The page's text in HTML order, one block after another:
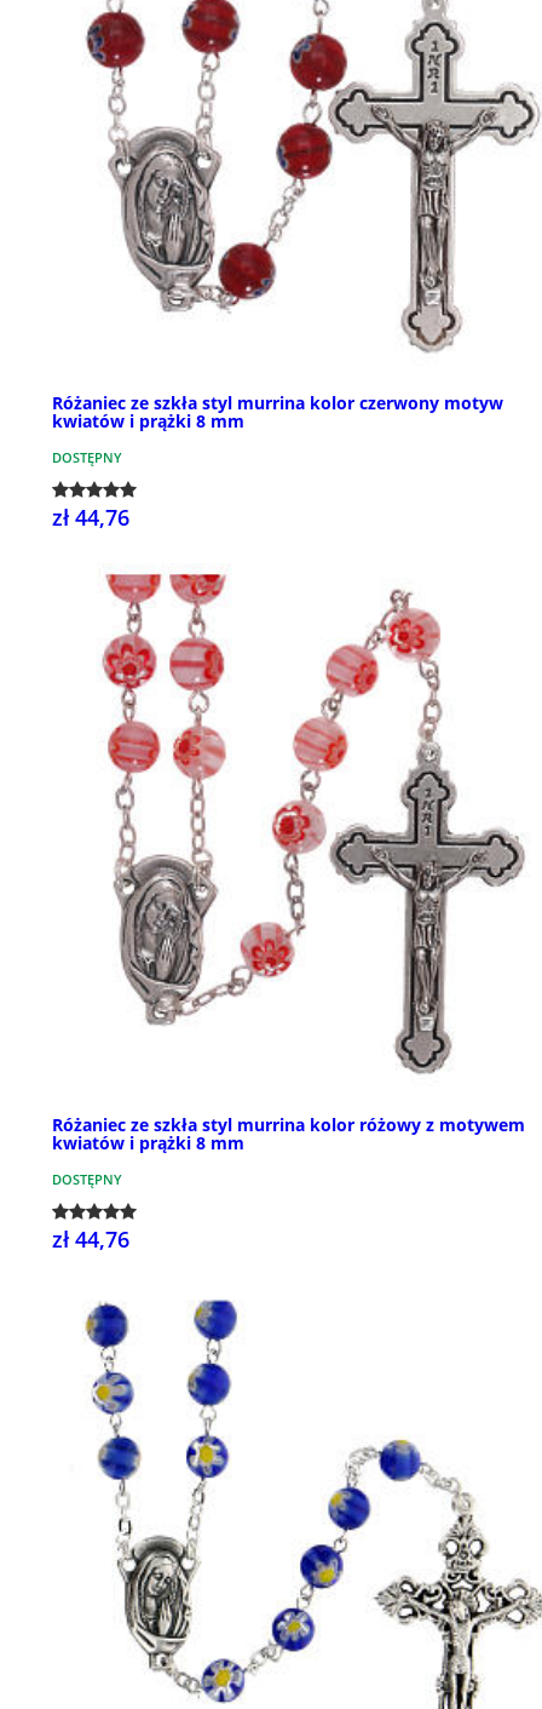
Różaniec ze szkła styl murrina kolor czerwony motyw
kwiatów i prążki 8 mm
DOSTĘPNY
zł 44,76
Różaniec ze szkła styl murrina kolor różowy z motywem
kwiatów i prążki 8 mm
DOSTĘPNY
zł 44,76